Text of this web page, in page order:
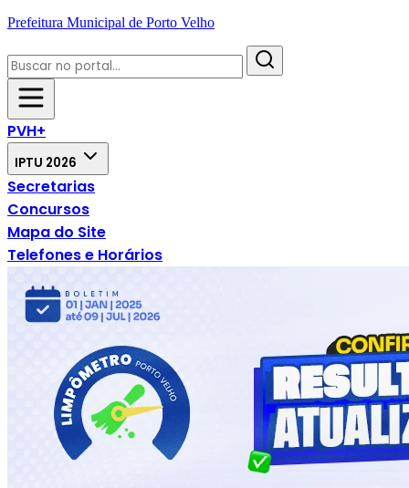
Prefeitura Municipal de Porto Velho
PVH+
IPTU 2026
Secretarias
Concursos
Mapa do Site
Telefones e Horários